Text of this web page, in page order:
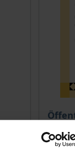
chosen on
The